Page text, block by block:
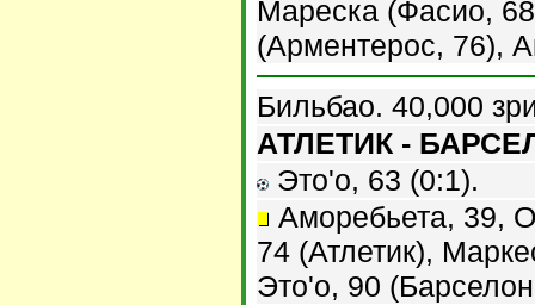
Мареска (Фасио,
(Арментерос, 76),
Бильбао. 40,000
АТЛЕТИК -
Это'о, 63 (0:1).
Аморебьета, 39,
74 (Атлетик),
Это'о, 90